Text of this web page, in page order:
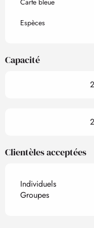
Carte bleue
Espèces
Capacité
Clientèles acceptées
Individuels
Groupes